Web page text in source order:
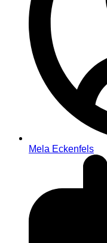
Mela Eckenfels